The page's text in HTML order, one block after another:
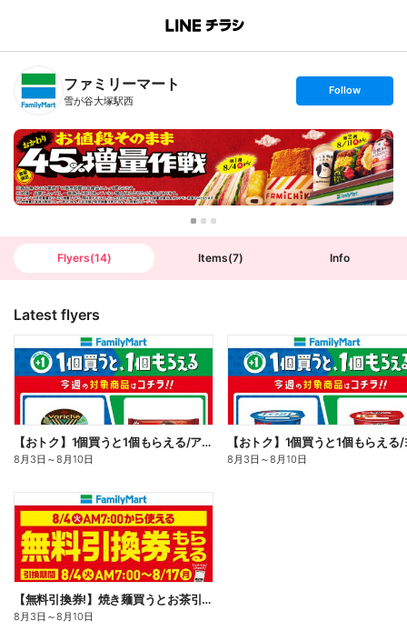
B
n
T
ファミリーマート
雪が谷大塚駅西
s
t
o
l
l
o
w
Follow
Flyers(14) Items(7) Info
Latest flyers
【おトク】1個買うと1個もらえる/アイス
8月3日 ～8月10日 8月3日 ～8月10日
【無料引換券!】焼き麺買うとお茶引換券貰える!
8月3日 ～8月10日